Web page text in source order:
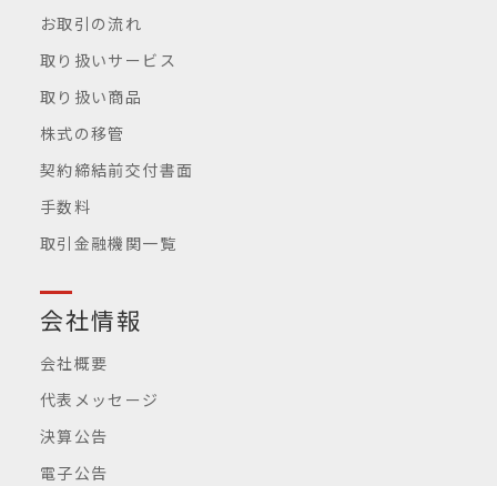
お取引の流れ
取り扱いサービス
取り扱い商品
株式の移管
契約締結前交付書面
手数料
取引金融機関一覧
会社情報
会社概要
代表メッセージ
決算公告
電子公告